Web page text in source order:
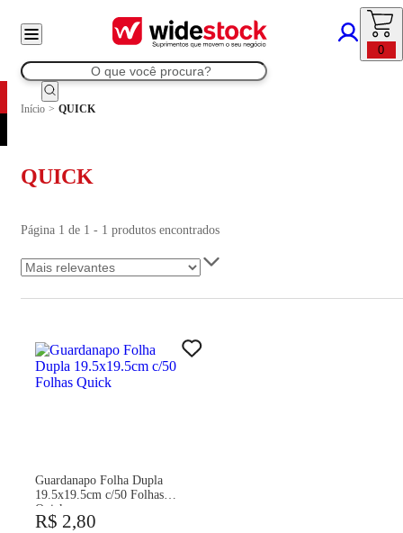
0
Início > QUICK
QUICK
Página 1 de 1 - 1 produtos encontrados
Guardanapo Folha Dupla
19.5x19.5cm c/50 Folhas
Quick
R$ 2,80